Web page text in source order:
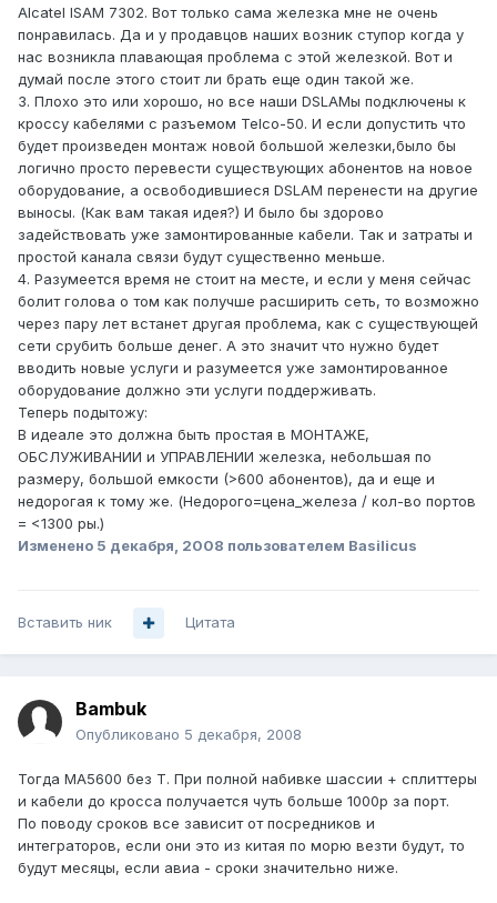
Alcatel ISAM 7302. Вот только сама железка мне не очень
понравилась. Да и у продавцов наших возник ступор когда у
нас возникла плавающая проблема с этой железкой. Вот и
думай после этого стоит ли брать еще один такой же.
3. Плохо это или хорошо, но все наши DSLAMы подключены к
кроссу кабелями с разъемом Telco-50. И если допустить что
будет произведен монтаж новой большой железки,было бы
логично просто перевести существующих абонентов на новое
оборудование, а освободившиеся DSLAM перенести на другие
выносы. (Как вам такая идея?) И было бы здорово
задействовать уже замонтированные кабели. Так и затраты и
простой канала связи будут существенно меньше.
4. Разумеется время не стоит на месте, и если у меня сейчас
болит голова о том как получше расширить сеть, то возможно
через пару лет встанет другая проблема, как с существующей
сети срубить больше денег. А это значит что нужно будет
вводить новые услуги и разумеется уже замонтированное
оборудование должно эти услуги поддерживать.
Теперь подытожу:
В идеале это должна быть простая в МОНТАЖЕ,
ОБСЛУЖИВАНИИ и УПРАВЛЕНИИ железка, небольшая по
размеру, большой емкости (>600 абонентов), да и еще и
недорогая к тому же. (Недорого=цена_железа / кол-во портов
= <1300 ры.)
Изменено 5 декабря, 2008 пользователем Basilicus
Вставить ник Цитата
Bambuk
Опубликовано 5 декабря, 2008
Тогда МА5600 без Т. При полной набивке шассии + сплиттеры
и кабели до кросса получается чуть больше 1000р за порт.
По поводу сроков все зависит от посредников и
интеграторов, если они это из китая по морю везти будут, то
будут месяцы, если авиа - сроки значительно ниже.